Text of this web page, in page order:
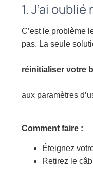
1. J’ai
C’est le problème
pas. La seule
réinitialiser votre
aux paramètres
Comment faire :
Éteignez
Retirez le